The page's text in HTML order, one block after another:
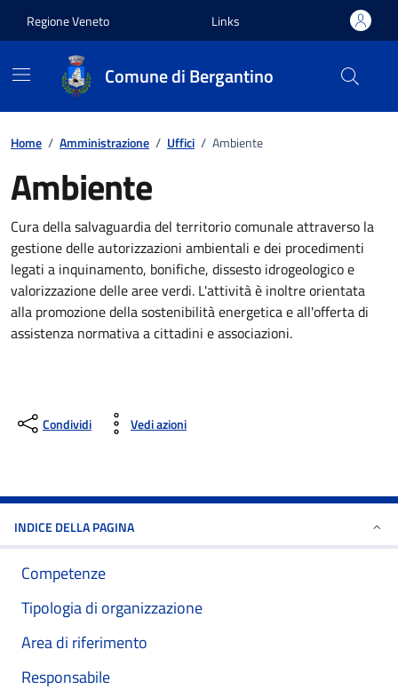
Regione Veneto Links
Comune di Bergantino
Home / Amministrazione / Uffici / Ambiente
Ambiente
Cura della salvaguardia del territorio comunale attraverso la
gestione delle autorizzazioni ambientali e dei procedimenti
legati a inquinamento, bonifiche, dissesto idrogeologico e
valorizzazione delle aree verdi. L'attività è inoltre orientata
alla promozione della sostenibilità energetica e all'offerta di
assistenza normativa a cittadini e associazioni.
Condividi Vedi azioni
INDICE DELLA PAGINA
Competenze
Tipologia di organizzazione
Area di riferimento
Responsabile